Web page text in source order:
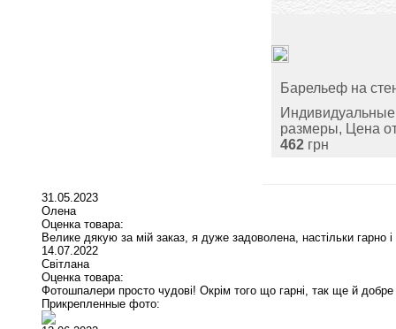
Барельеф на
Индивидуальные
размеры, Цена
462 грн
31.05.2023
Олена
Оценка товара:
Велике дякую за мій заказ, я дуже задоволена, настільки гарно і
14.07.2022
Світлана
Оценка товара:
Фотошпалери просто чудові! Окрім того що гарні, так ще й добре
Прикрепленные фото: